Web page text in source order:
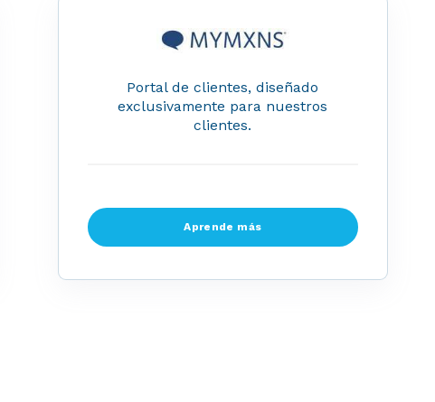
Portal de clientes, diseñado
exclusivamente para nuestros
clientes.
Aprende más